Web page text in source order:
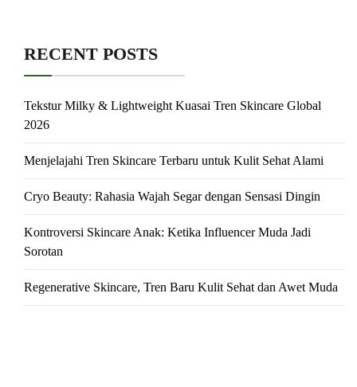
RECENT POSTS
Tekstur Milky & Lightweight Kuasai Tren Skincare Global
2026
Menjelajahi Tren Skincare Terbaru untuk Kulit Sehat Alami
Cryo Beauty: Rahasia Wajah Segar dengan Sensasi Dingin
Kontroversi Skincare Anak: Ketika Influencer Muda Jadi
Sorotan
Regenerative Skincare, Tren Baru Kulit Sehat dan Awet Muda